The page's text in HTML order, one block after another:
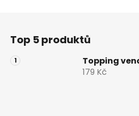
Top 5 produktů
Topping
179 Kč